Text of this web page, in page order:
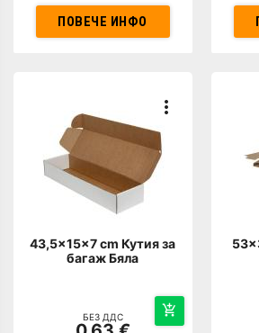
ПОВЕЧЕ ИНФО
43,5x15x7 cm Кутия за
багаж Бяла
БЕЗ ДДС